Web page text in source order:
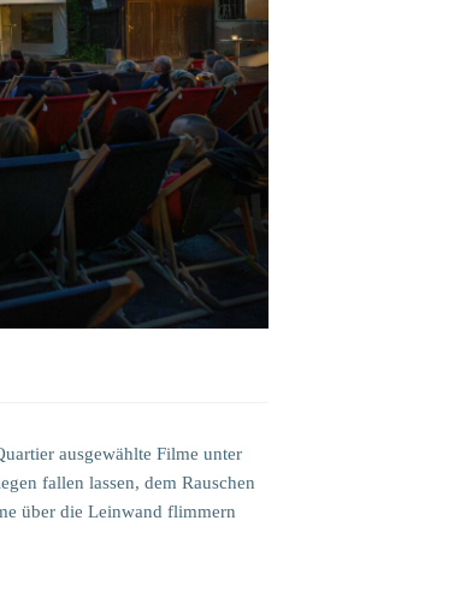
ausgewählte Filme unter
fallen lassen, dem Rauschen
über die Leinwand flimmern